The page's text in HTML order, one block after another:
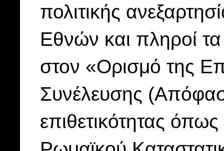
πολιτικής
Εθνών και πληροί τα
στον «Ορισμό της
Συνέλευσης
επιθετικότητας